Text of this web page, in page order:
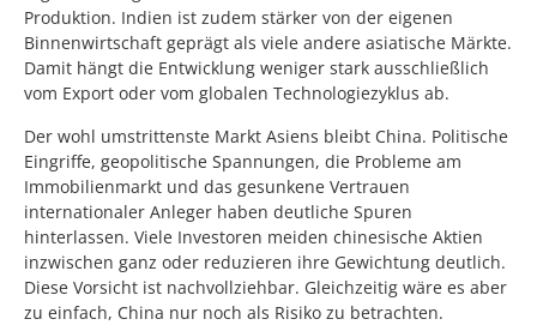
Produktion. Indien ist zudem stärker von der eigenen
Binnenwirtschaft geprägt als viele andere asiatische Märkte.
Damit hängt die Entwicklung weniger stark ausschließlich
vom Export oder vom globalen Technologiezyklus ab.
Der wohl umstrittenste Markt Asiens bleibt China. Politische
Eingriffe, geopolitische Spannungen, die Probleme am
Immobilienmarkt und das gesunkene Vertrauen
internationaler Anleger haben deutliche Spuren
hinterlassen. Viele Investoren meiden chinesische Aktien
inzwischen ganz oder reduzieren ihre Gewichtung deutlich.
Diese Vorsicht ist nachvollziehbar. Gleichzeitig wäre es aber
zu einfach, China nur noch als Risiko zu betrachten.